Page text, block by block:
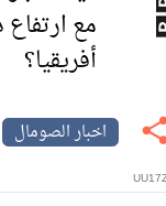
مع
أفريقيا؟
اخبار الصومال